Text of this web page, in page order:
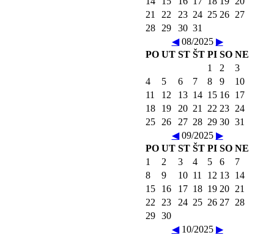
21
22 23 24 25 26 27
28
29 30 31
◀08/2025 ▶
PO UT ST ŠT PI SO NE
1
2
3
4
5 6 7 8 9
10
11
12 13 14 15 16 17
18
19 20 21 22 23 24
25
26 27 28 29 30 31
◀09/2025 ▶
PO UT ST ŠT PI SO NE
1
2 3 4 5 6
7
8
9 10 11 12 13 14
15
16 17 18 19 20 21
22
23 24 25 26 27 28
29 30
◀10/2025 ▶